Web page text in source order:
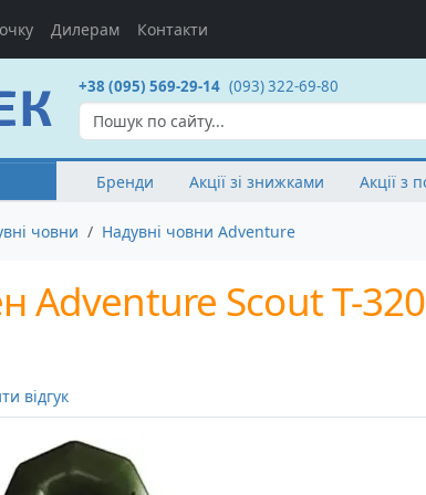
Дилерам Контакти
+38 (095) 569-29-14 (093) 322-69-80
Бренди Акції зі знижками Акції з
човни Надувні човни Adventure
Adventure Scout T-
відгук